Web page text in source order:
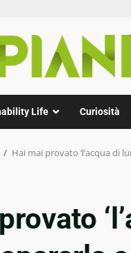
Life Curiosità
Hai mai provato ‘l’acqua di